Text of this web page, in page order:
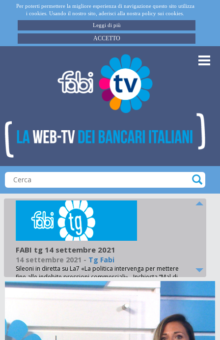
Per poterti permettere la migliore esperienza di navigazione questo sito utilizza
i cookies. Usando il nostro sito, aderisci alla nostra policy sui cookies.
Leggi di più
ACCETTO
FABI tg 14 settembre 2021
14 settembre 2021 - Tg Fabi
Sileoni in diretta su La7 «La politica intervenga per mettere
fine alle indebite pressioni commerciali» - Inchiesta “Mal di
budget” su Plus24: 320 volantini sindacali nel dossier FABI -
La Fabi sulla stampa: cambiamento del settore bancario,
fusione Mps/Unicredit e Popolare di Bari - Presto il rinnovo
del contratto nazionale delle Bcc - A Riccione tre giorni di
riunioni per le usa in Deutsche Bank - Banca Sella, i sindacati
chiedono all’azienda di mostrare più attenzione ai lavoratori
- Bnl, presidio dei sindacati davanti ala sede di Milano